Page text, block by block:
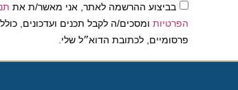
בביצוע ההרשמה לאתר, אני מאשר/ת אתתנאי
הפרטיותומסכים/ה לקבל תכנים ועדכונים, כולל
פרסומיים, לכתובת הדוא״ל שלי.